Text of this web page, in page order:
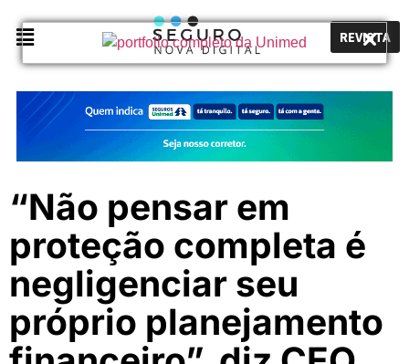
REVISTA
“Não pensar em
proteção completa é
negligenciar seu
próprio planejamento